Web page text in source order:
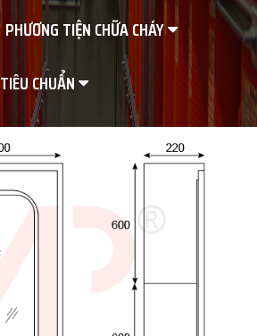
PHƯƠNG TIỆN CHỮA CHÁY
TIÊU CHUẨN